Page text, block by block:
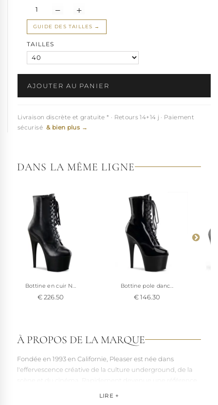
GUIDE DES TAILLES
TAILLES
AJOUTER AU PANIER
Livraison discrète et gratuite * · Retours 14+14 j · Paiement
sécurisé & bien plus →
DANS LA MÊME LIGNE
Bottine en cuir N...
€ 226.50
Bottine pole danc...
€ 146.30
À PROPOS DE LA MARQUE
Fondée en 1993 en Californie, Pleaser est née dans
l'effervescence créative de la culture underground, de la
LIRE +